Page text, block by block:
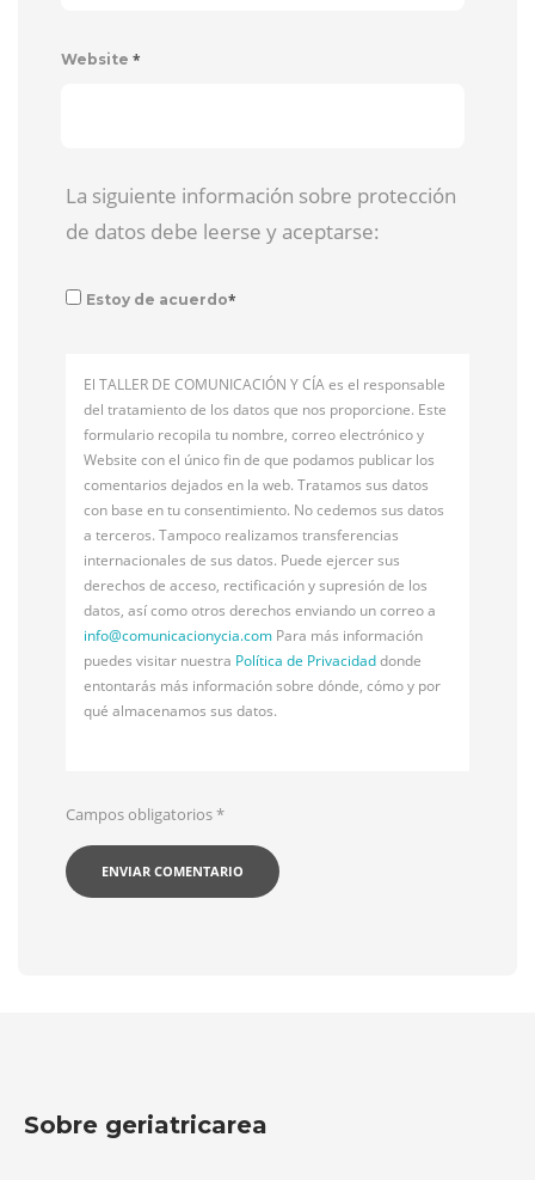
Website *
La siguiente información sobre protección
de datos debe leerse y aceptarse:
Estoy de acuerdo*
El TALLER DE COMUNICACIÓN Y CÍA es el responsable
del tratamiento de los datos que nos proporcione. Este
formulario recopila tu nombre, correo electrónico y
Website con el único fin de que podamos publicar los
comentarios dejados en la web. Tratamos sus datos
con base en tu consentimiento. No cedemos sus datos
a terceros. Tampoco realizamos transferencias
internacionales de sus datos. Puede ejercer sus
derechos de acceso, rectificación y supresión de los
datos, así como otros derechos enviando un correo a
info@comunicacionycia.com Para más información
puedes visitar nuestra Política de Privacidaddonde
entontarás más información sobre dónde, cómo y por
qué almacenamos sus datos.
Campos obligatorios*
Sobre geriatricarea